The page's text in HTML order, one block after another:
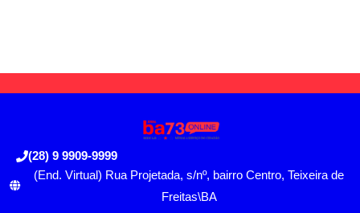
(28) 9 9909-9999
(End. Virtual) Rua Projetada, s/nº, bairro Centro, Teixeira de
Freitas\BA